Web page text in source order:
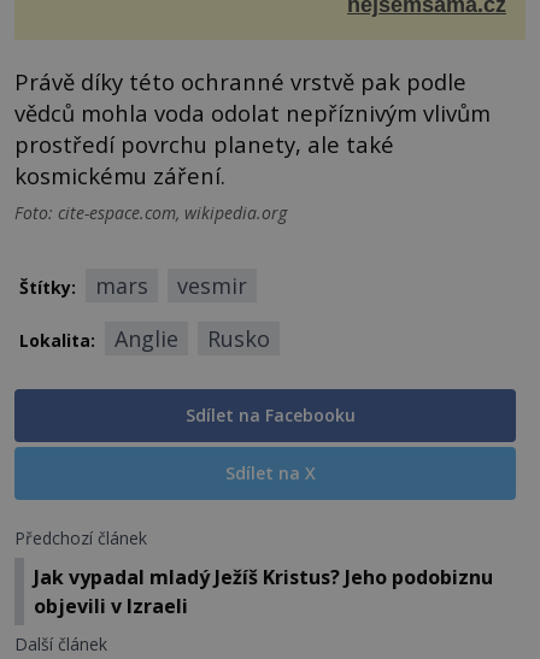
nejsemsama.cz
Právě díky této ochranné vrstvě pak podle
vědců mohla voda odolat nepříznivým vlivům
prostředí povrchu planety, ale také
kosmickému záření.
Foto: cite-espace.com, wikipedia.org
Štítky: mars vesmir
Lokalita: Anglie Rusko
Sdílet na Facebooku
Sdílet na X
Předchozí článek
Jak vypadal mladý Ježíš Kristus? Jeho podobiznu
objevili v Izraeli
Další článek